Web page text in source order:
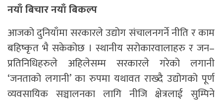
नयाँ बिचार नयाँ बिकल्प
आजको दुनियाँमा सरकारले उद्योग संचालनगर्ने नीति र काम
बहिष्कृत भै सकेकोछ । स्थानीय सरोकारवालाहरु र जन–
प्रतिनिधिहरुले अहिलेसम्म सरकारले गरेको लगानी
‘जनताको लगानी’ का रुपमा यथावत राख्दै उद्योगको पूर्ण
व्यवसायिक सञ्चालनका लागि नीजि क्षेत्रलाई सुम्पिने